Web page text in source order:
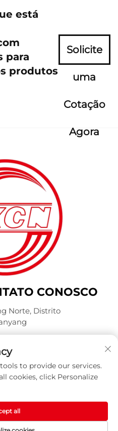
está
para
produtos
Solicite
uma
Cotação
Agora
CONOSCO
Norte, Distrito
Explosion Proof Weite
-BLOG
to provide our services.
cookies, click Personalize
all